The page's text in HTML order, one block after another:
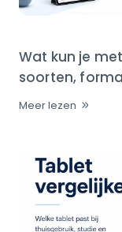
Wat kun je
soorten,
Meer lezen